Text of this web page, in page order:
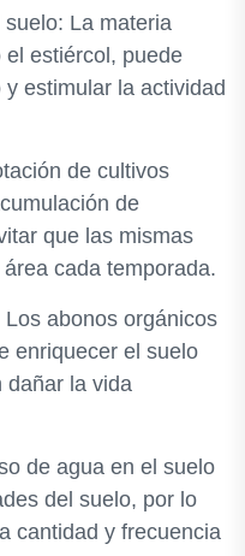
La materia
estiércol, puede
estimular la actividad
de cultivos
de
que las mismas
cada temporada.
abonos orgánicos
enriquecer el suelo
dañar la vida
de agua en el suelo
del suelo, por lo
cantidad y frecuencia